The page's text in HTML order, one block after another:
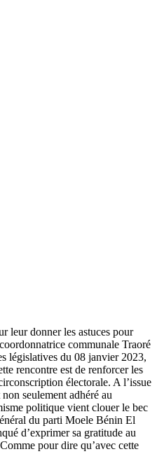
leur donner les astuces pour
communale Traoré
législatives du 08 janvier 2023,
rencontre est de renforcer les
électorale. A l’issue
seulement adhéré au
politique vient clouer le bec
du parti Moele Bénin El
d’exprimer sa gratitude au
pour dire qu’avec cette